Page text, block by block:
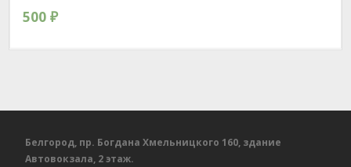
500 ₽
Белгород, пр. Богдана Хмельницкого 160, здание
Автовокзала, 2 этаж.